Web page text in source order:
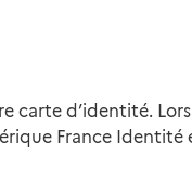
carte d’identité.
France